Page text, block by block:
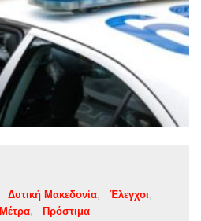
Δυτική Μακεδονία
Έλεγχοι
Μέτρα Πρόστιμα